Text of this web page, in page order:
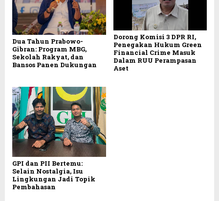
Dua Tahun Prabowo-
Gibran: Program MBG,
Sekolah Rakyat, dan
Bansos Panen Dukungan
Dorong Komisi 3 DPR RI,
Penegakan Hukum Green
Financial Crime Masuk
Dalam RUU Perampasan
Aset
GPI dan PII Bertemu:
Selain Nostalgia, Isu
Lingkungan Jadi Topik
Pembahasan